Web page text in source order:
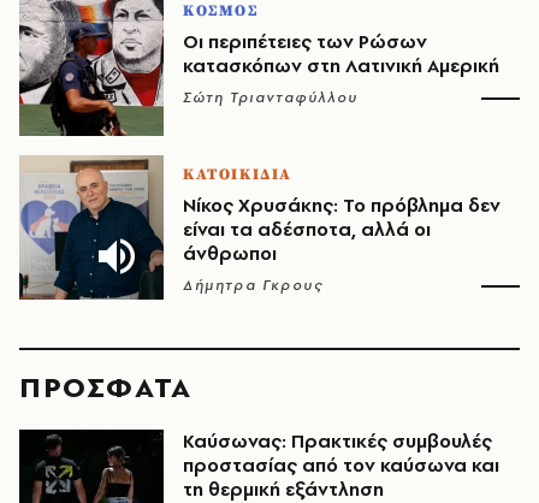
ΚΟΣΜΟΣ
Οι περιπέτειες των Ρώσων
κατασκόπων στη Λατινική Αμερική
Σώτη Τριανταφύλλου
ΚΑΤΟΙΚΙΔΙΑ
Νίκος Χρυσάκης: Το πρόβλημα δεν
είναι τα αδέσποτα, αλλά οι
άνθρωποι
Δήμητρα Γκρους
ΠΡΟΣΦΑΤΑ
Καύσωνας: Πρακτικές συμβουλές
προστασίας από τον καύσωνα και
τη θερμική εξάντληση